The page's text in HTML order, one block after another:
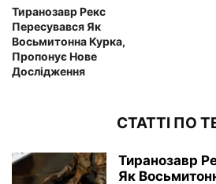
Тиранозавр Рекс
Пересувався Як
Восьмитонна Курка,
Пропонує Нове
Дослідження
СТАТТІ ПО
Тиранозавр
Як